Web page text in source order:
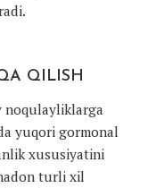
QILISH
noqulayliklarga
yuqori gormonal
xususiyatini
turli xil